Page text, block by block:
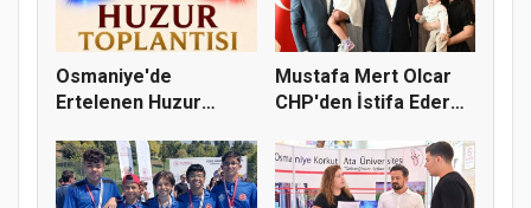
Osmaniye'de
Ertelenen Huzur
Mustafa Mert Olcar
CHP'den İstifa Ederek